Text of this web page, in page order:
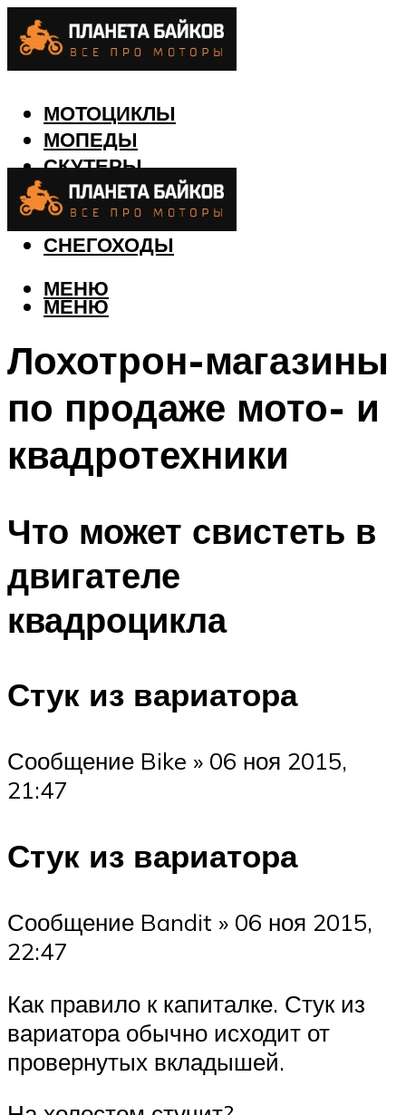
МОТОЦИКЛЫ
МОПЕДЫ
СКУТЕРЫ
КВАДРОЦИКЛЫ
ЛОДКИ
СНЕГОХОДЫ
МЕНЮ
МЕНЮ
Лохотрон-магазины
по продаже мото- и
квадротехники
Что может свистеть в
двигателе
квадроцикла
Стук из вариатора
Сообщение Bike » 06 ноя 2015,
21:47
Стук из вариатора
Сообщение Bandit » 06 ноя 2015,
22:47
Как правило к капиталке. Стук из
вариатора обычно исходит от
провернутых вкладышей.